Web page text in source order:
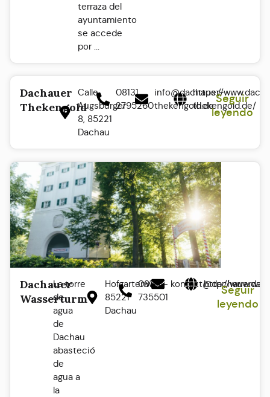
terraza del
ayuntamiento
se accede
por ...
Dachauer
Thekengold
Calle
Augsburger
8, 85221
Dachau
08131
2795260
info@dachauer-
thekengold.de
https://
thekengold.de/
Seguir
leyendo
Dachauer
Wasserturm
La torre
de
agua
de
Dachau
abasteció
de
agua a
la
Hofgartenweg
85221
Dachau
08131 -
735501
http://Seguir
leyendo